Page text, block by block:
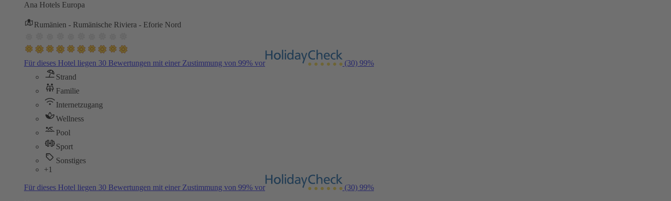
Ana Hotels Europa
Rumänien - Rumänische Riviera - Eforie Nord
Für dieses Hotel liegen 30 Bewertungen mit einer Zustimmung von 99% vor (30) 99%
Strand
Familie
Internetzugang
Wellness
Pool
Sport
Sonstiges
+1
Für dieses Hotel liegen 30 Bewertungen mit einer Zustimmung von 99% vor (30) 99%